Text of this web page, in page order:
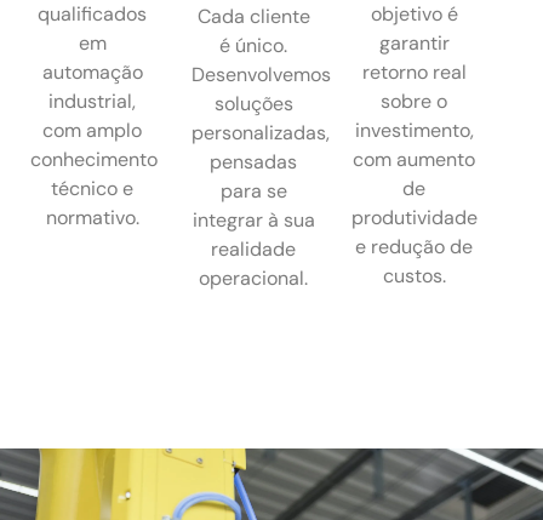
qualificados
em
automação
industrial,
com amplo
conhecimento
técnico e
normativo.
Cada cliente
é único.
Desenvolvemos
soluções
personalizadas,
pensadas
para se
integrar à sua
realidade
operacional.
objetivo é
garantir
retorno real
sobre o
investimento,
com aumento
de
produtividade
e redução de
custos.